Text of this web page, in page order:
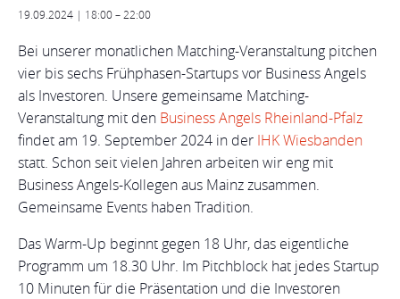
19.09.2024 | 18:00– 22:00
Bei unserer monatlichen Matching-Veranstaltung pitchen
vier bis sechs Frühphasen-Startups vor Business Angels
als Investoren. Unsere gemeinsame Matching-
Veranstaltung mit den Business Angels Rheinland-Pfalz
findet am 19. September 2024 in der IHK Wiesbanden
statt. Schon seit vielen Jahren arbeiten wir eng mit
Business Angels-Kollegen aus Mainz zusammen.
Gemeinsame Events haben Tradition.
Das Warm-Up beginnt gegen 18 Uhr, das eigentliche
Programm um 18.30 Uhr. Im Pitchblock hat jedes Startup
10 Minuten für die Präsentation und die Investoren